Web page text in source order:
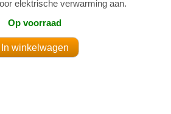
elektrische verwarming aan.
Op voorraad